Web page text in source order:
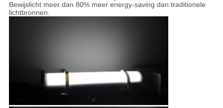
Bewijslicht meer dan 80% meer energy-saving dan traditionele
lichtbronnen.